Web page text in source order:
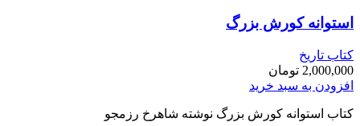
استوانه کورش بزرگ
کتاب تاریخ
2,000,000 تومان
افزودن به سبد خرید
کتاب استوانه کورش بزرگ نوشته شاهرخ رزمجو